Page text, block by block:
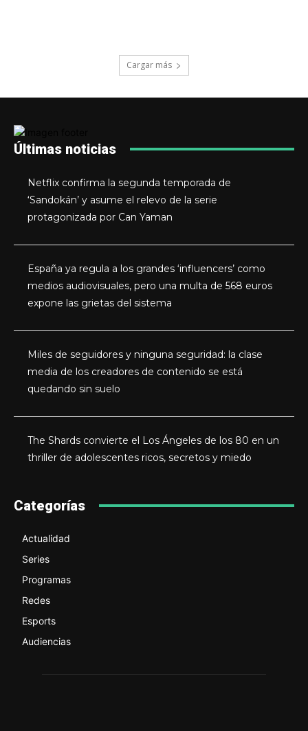
Cargar más
Últimas noticias
Netflix confirma la segunda temporada de
‘Sandokán’ y asume el relevo de la serie
protagonizada por Can Yaman
España ya regula a los grandes ‘influencers’ como
medios audiovisuales, pero una multa de 568 euros
expone las grietas del sistema
Miles de seguidores y ninguna seguridad: la clase
media de los creadores de contenido se está
quedando sin suelo
The Shards convierte el Los Ángeles de los 80 en un
thriller de adolescentes ricos, secretos y miedo
Categorías
Actualidad
Series
Programas
Redes
Esports
Audiencias